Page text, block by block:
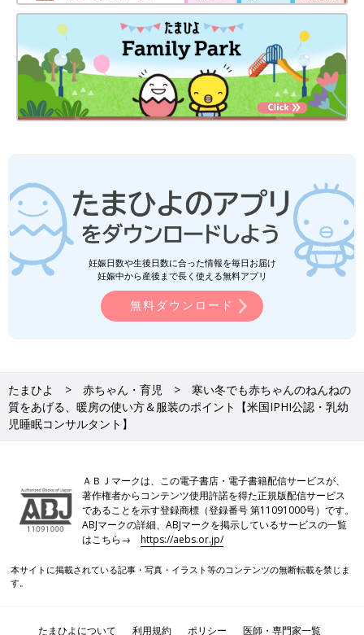
上半身をやさしく包んだまま、おむつ替えができるデザイン。寝
返り後でも、手を出して使えるため、6カ月ごろまで使用可能。
【4カ月ごろ～1歳ごろの着せ方】
●愛波スリーパー
妊娠日数や生後日数に合った情報を毎日お届け
妊娠中から産後まで長く使える無料アプリ
無料ダウンロード
たまひよ 赤ちゃん・育児
寒い冬でも赤ちゃんのねんねの
質をあげる、暖房の使い方＆服装のポイント【米国IPHI公認・乳幼
児睡眠コンサルタント】
ＡＢＪマークは、この電子書店・電子書籍配信サービスが、
著作権者からコンテンツ使用許諾を得た正規版配信サービス
であることを示す登録商標（登録番号 第11091000号）です。
ABJマークの詳細、ABJマークを掲示しているサービスの一覧
はこちら→https://aebs.or.jp/
本サイトに掲載されている記事・写真・イラスト等のコンテンツの無断転載を禁じま
す。
たまひよについて 利用規約 ポリシー 医師・専門家一覧